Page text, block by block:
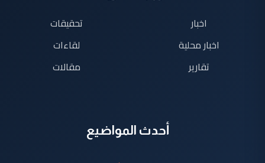
اخبار
اخبار محلية
تقارير
تحقيقات
لقاءات
مقالات
أحدث المواضيع